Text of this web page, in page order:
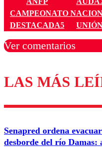
CAMPEONATO
DESTACADA5
Ver comentarios
Los comentarios son
Nombre
Correo
LAS MÁS
Senapred ordena
desborde del río Damas: